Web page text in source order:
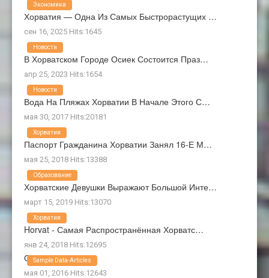
Хорватия — Одна Из Самых Быстрорастущих …
сен 16, 2025 Hits:1645
Экономика
В Хорватском Городе Осиек Состоится Праз…
апр 25, 2023 Hits:1654
Новости
Вода На Пляжах Хорватии В Начале Этого С…
мая 30, 2017 Hits:20181
Новости
Паспорт Гражданина Хорватии Занял 16-Е М…
мая 25, 2018 Hits:13388
Хорватия
Хорватские Девушки Выражают Большой Инте…
март 15, 2019 Hits:13070
Образование
Horvat - Самая Распространённая Хорватс…
янв 24, 2018 Hits:12695
Хорватия
О Нас
мая 01, 2016 Hits:12643
Sample Data-Articles